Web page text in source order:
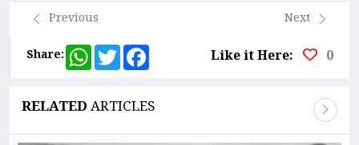
Previous
Next
Share:
WhatsApp
Twitter Like it Here: 0
RELATEDARTICLES